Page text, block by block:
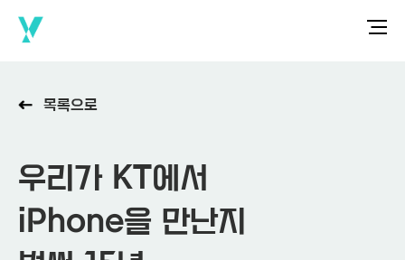
목록으로
우리가 KT에서
iPhone을 만난지